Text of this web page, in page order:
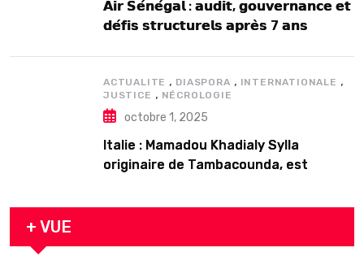
𝗔𝗶𝗿 𝗦𝗲́𝗻𝗲́𝗴𝗮𝗹 : 𝗮𝘂𝗱𝗶𝘁, 𝗴𝗼𝘂𝘃𝗲𝗿𝗻𝗮𝗻𝗰𝗲 𝗲𝘁
𝗱𝗲́𝗳𝗶𝘀 𝘀𝘁𝗿𝘂𝗰𝘁𝘂𝗿𝗲𝗹𝘀 𝗮𝗽𝗿𝗲̀𝘀 7 𝗮𝗻𝘀
ACTUALITE , DIASPORA , INTERNATIONALE ,
JUSTICE , NÉCROLOGIE
octobre 1, 2025
Italie : Mamadou Khadialy Sylla
originaire de Tambacounda, est
arrestation
+ VUE